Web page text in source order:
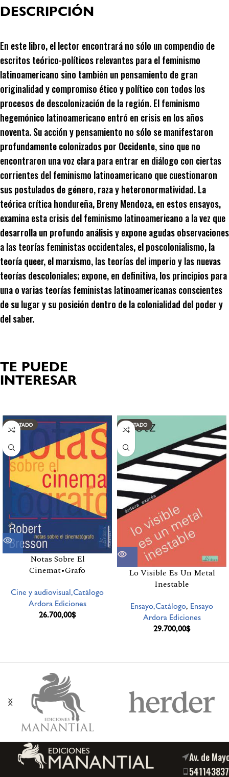
DESCRIPCIÓN
En este libro, el lector encontrará no sólo un compendio de
escritos teórico-políticos relevantes para el feminismo
latinoamericano sino también un pensamiento de gran
originalidad y compromiso ético y político con todos los
procesos de descolonización de la región. El feminismo
hegemónico latinoamericano entró en crisis en los años
noventa. Su acción y pensamiento no sólo se manifestaron
profundamente colonizados por Occidente, sino que no
encontraron una voz clara para entrar en diálogo con ciertas
corrientes del feminismo latinoamericano que cuestionaron
sus postulados de género, raza y heteronormatividad. La
teórica crítica hondureña, Breny Mendoza, en estos ensayos,
examina esta crisis del feminismo latinoamericano a la vez que
desarrolla un profundo análisis y expone agudas observaciones
a las teorías feministas occidentales, el poscolonialismo, la
teoría queer, el marxismo, las teorías del imperio y las nuevas
teorías descoloniales; expone, en definitiva, los principios para
una o varias teorías feministas latinoamericanas conscientes
de su lugar y su posición dentro de la colonialidad del poder y
del saber.
TE PUEDE
INTERESAR
AGOTADO
Notas Sobre El
Cinemat•Grafo
Cine y audiovisual,Catálogo
Ardora Ediciones
26.700,00$
AGOTADO
Lo Visible Es Un Metal
Inestable
Ensayo,Catálogo, Ensayo
Ardora Ediciones
29.700,00$
Av. de